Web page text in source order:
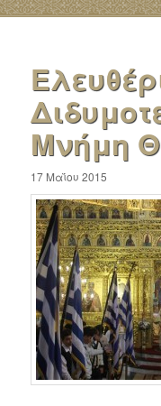
Μνήμη
17 Μαΐου 2015